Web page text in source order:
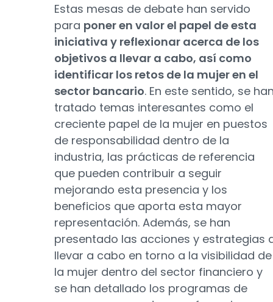
Estas mesas de debate han servido
para poner en valor el papel de esta
iniciativa y reflexionar acerca de los
objetivos a llevar a cabo, así como
identificar los retos de la mujer en el
sector bancario. En este sentido, se
tratado temas interesantes como el
creciente papel de la mujer en puestos
de responsabilidad dentro de la
industria, las prácticas de referencia
que pueden contribuir a seguir
mejorando esta presencia y los
beneficios que aporta esta mayor
representación. Además, se han
presentado las acciones y estrategias
llevar a cabo en torno a la visibilidad de
la mujer dentro del sector financiero y
se han detallado los programas de